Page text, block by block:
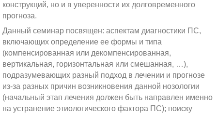
конструкций, но и в уверенности их долговременного
прогноза.
Данный семинар посвящен: аспектам диагностики ПС,
включающих определение ее формы и типа
(компенсированная или декомпенсированная,
вертикальная, горизонтальная или смешанная, …),
подразумевающих разный подход в лечении и прогнозе
из-за разных причин возникновения данной нозологии
(начальный этап лечения должен быть направлен именно
на устранение этиологического фактора ПС); поиску